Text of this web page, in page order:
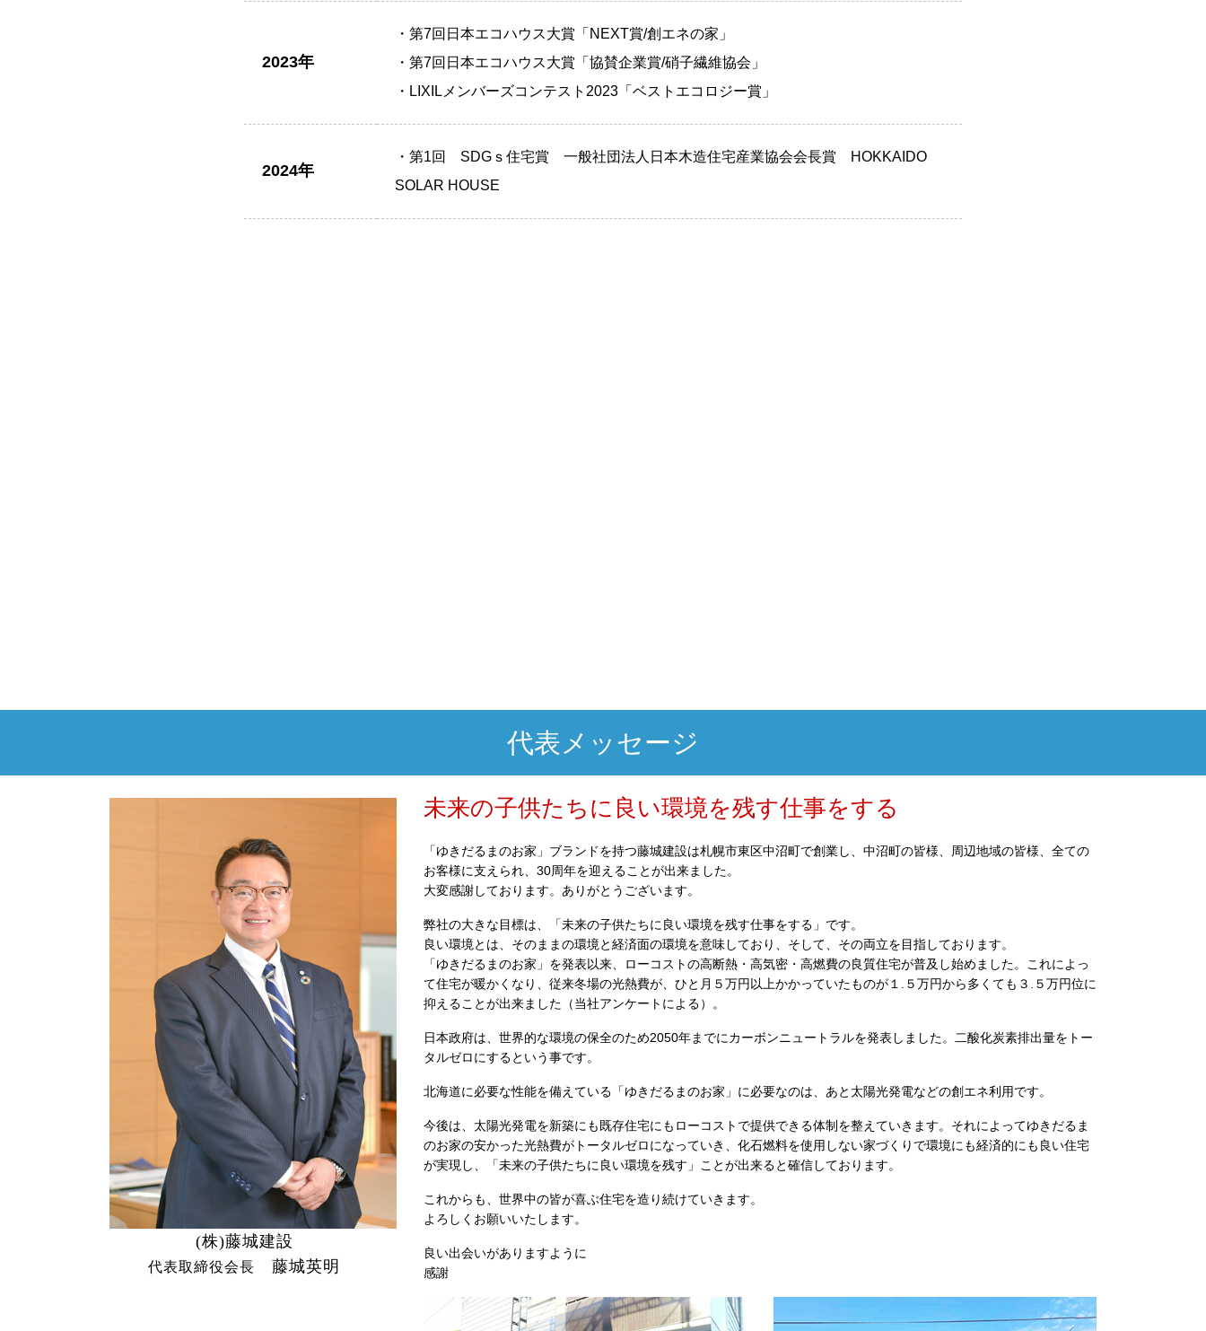
2023年
・第7回日本エコハウス大賞「NEXT賞/創エネの家」
・第7回日本エコハウス大賞「協賛企業賞/硝子繊維協会」
・LIXILメンバーズコンテスト2023「ベストエコロジー賞」
2024年
・第1回 SDGｓ住宅賞 一般社団法人日本木造住宅産業協会会長賞 HOKKAIDO
SOLAR HOUSE
代表メッセージ
(株)藤城建設
代表取締役会長 藤城英明
未来の子供たちに良い環境を残す仕事をする
「ゆきだるまのお家」ブランドを持つ藤城建設は札幌市東区中沼町で創業し、中沼町の皆様、周辺地域の皆様、全ての
お客様に支えられ、30周年を迎えることが出来ました。
大変感謝しております。ありがとうございます。
弊社の大きな目標は、「未来の子供たちに良い環境を残す仕事をする」です。
良い環境とは、そのままの環境と経済面の環境を意味しており、そして、その両立を目指しております。
「ゆきだるまのお家」を発表以来、ローコストの高断熱・高気密・高燃費の良質住宅が普及し始めました。これによっ
て住宅が暖かくなり、従来冬場の光熱費が、ひと月５万円以上かかっていたものが１.５万円から多くても３.５万円位に
抑えることが出来ました（当社アンケートによる）。
日本政府は、世界的な環境の保全のため2050年までにカーボンニュートラルを発表しました。二酸化炭素排出量をトー
タルゼロにするという事です。
北海道に必要な性能を備えている「ゆきだるまのお家」に必要なのは、あと太陽光発電などの創エネ利用です。
今後は、太陽光発電を新築にも既存住宅にもローコストで提供できる体制を整えていきます。それによってゆきだるま
のお家の安かった光熱費がトータルゼロになっていき、化石燃料を使用しない家づくりで環境にも経済的にも良い住宅
が実現し、「未来の子供たちに良い環境を残す」ことが出来ると確信しております。
これからも、世界中の皆が喜ぶ住宅を造り続けていきます。
よろしくお願いいたします。
良い出会いがありますように
感謝